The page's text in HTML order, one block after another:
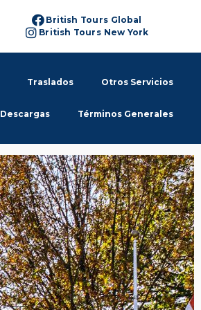
British Tours Global
British Tours New York
Traslados Otros Servicios
Descargas Términos Generales